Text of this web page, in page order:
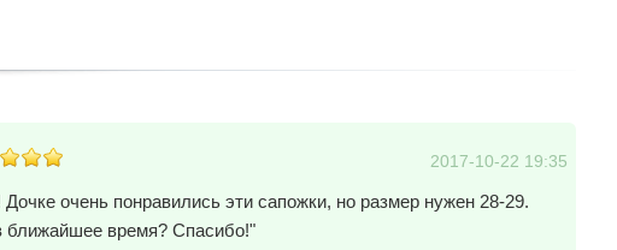
2017-10-22 19:35
Дочке очень понравились эти сапожки, но размер нужен 28-29.
ближайшее время? Спасибо!"